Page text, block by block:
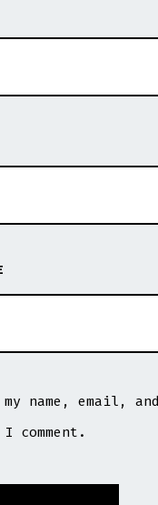
my name, email,
comment.